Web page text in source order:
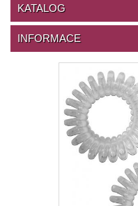
KATALOG
INFORMACE